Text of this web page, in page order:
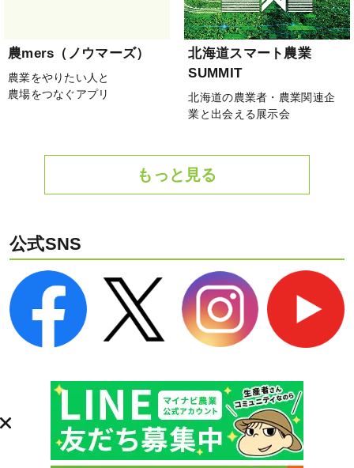
農mers（ノウマーズ）
農業をやりたい人と
農場をつなぐアプリ
北海道スマート農業
SUMMIT
北海道の農業者・農業関連企
業と出会える展示会
もっと見る
公式SNS